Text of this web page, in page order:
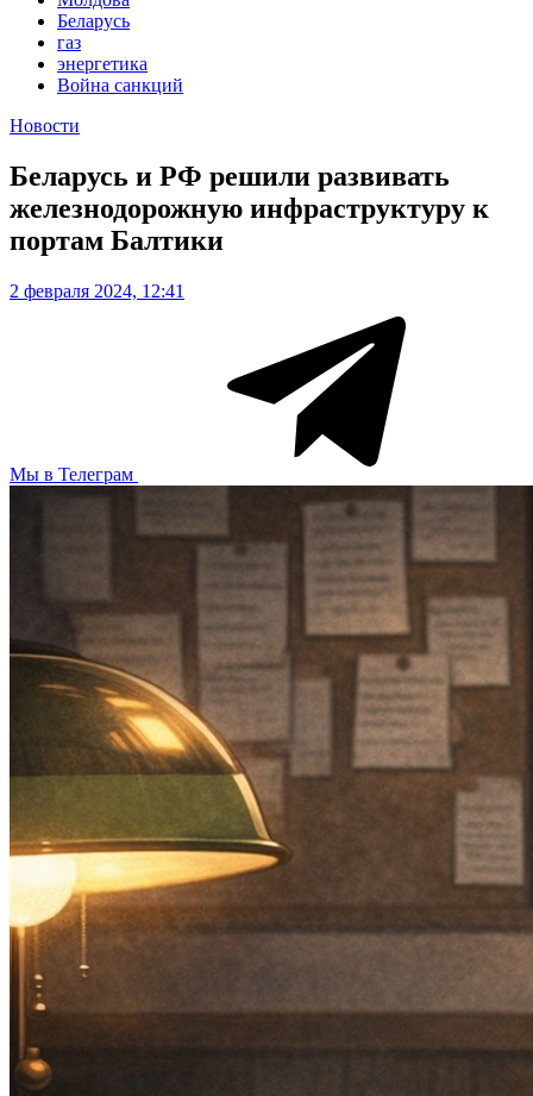
Беларусь
газ
энергетика
Война санкций
Новости
Беларусь и РФ решили развивать
железнодорожную инфраструктуру к
портам Балтики
2 февраля 2024, 12:41
Мы в Телеграм